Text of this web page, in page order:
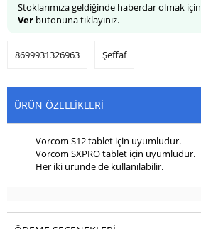
Stoklarımıza geldiğinde haberdar olmak
Ver butonuna tıklayınız.
8699931326963 Şeffaf
ÜRÜN ÖZELLIKLERI
Vorcom S12 tablet için uyumludur.
Vorcom SXPRO tablet için uyumludur.
Her iki üründe de kullanılabilir.